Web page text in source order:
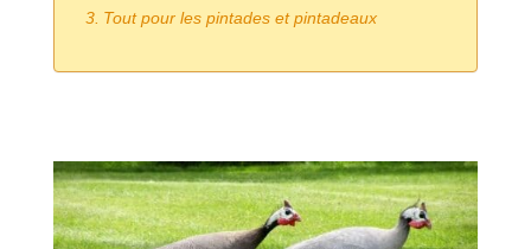
Tout pour les pintades et pintadeaux